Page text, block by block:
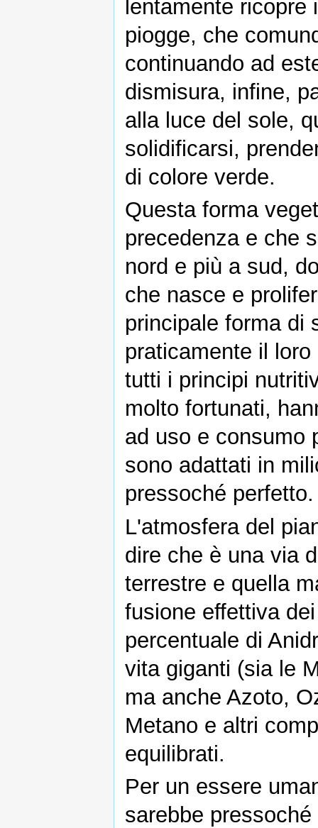
lentamente ricopre
piogge, che
continuando ad
dismisura, infine,
alla luce del sole,
solidificarsi,
di colore verde.
Questa forma
precedenza e che
nord e più a sud,
che nasce e
principale forma di
praticamente il
tutti i principi
molto fortunati,
ad uso e consumo
sono adattati in
pressoché perfetto.
L'atmosfera del
dire che è una via
terrestre e quella
fusione effettiva
percentuale di
vita giganti (sia le
ma anche Azoto,
Metano e altri
equilibrati.
Per un essere
sarebbe